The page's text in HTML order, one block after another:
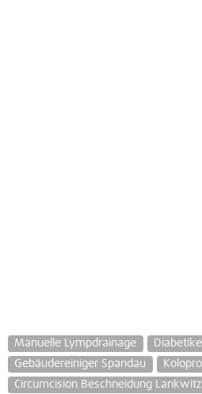
Manuelle Lympdrainage
Gebäudereiniger Spandau
Circumcision Beschneidung Lankwitz